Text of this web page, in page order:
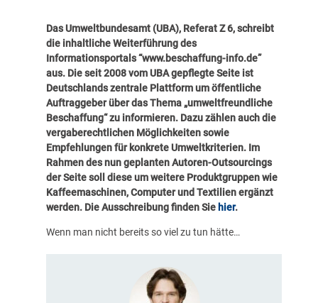
Das Umweltbundesamt (UBA), Referat Z 6, schreibt
die inhaltliche Weiterführung des
Informationsportals “www.be­schaf­fung-in­fo.de”
aus. Die seit 2008 vom UBA gepflegte Seite ist
Deutschlands zentrale Plattform um öffentliche
Auftraggeber über das Thema „umweltfreundliche
Beschaffung“ zu informieren. Dazu zählen auch die
vergaberechtlichen Möglichkeiten sowie
Empfehlungen für konkrete Umweltkriterien. Im
Rahmen des nun geplanten Autoren-Outsourcings
der Seite soll diese um weitere Produktgruppen wie
Kaffeemaschinen, Computer und Textilien ergänzt
werden. Die Ausschreibung finden Sie hier.
Wenn man nicht bereits so viel zu tun hätte…